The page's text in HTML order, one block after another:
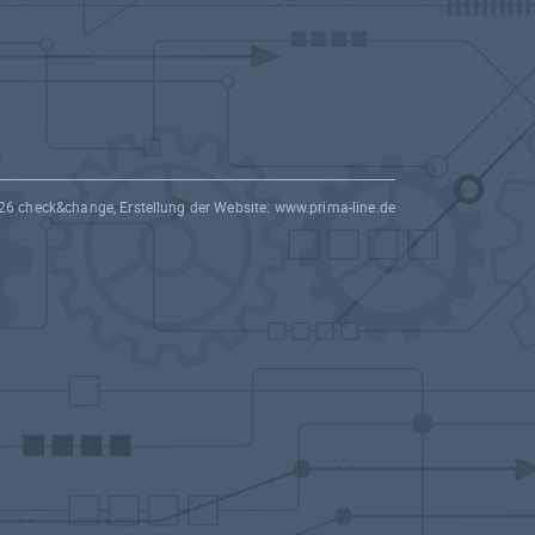
check&change, Erstellung der Website: www.prima-line.de